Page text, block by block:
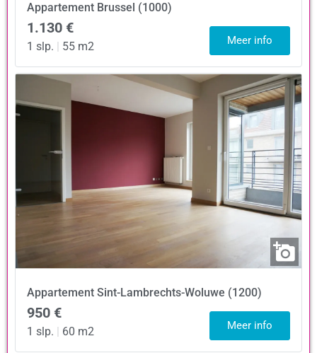
Appartement Brussel (1000)
1.130 €
1 slp. 55 m2 Meer info
Appartement Sint-Lambrechts-Woluwe (1200)
950 €
1 slp. 60 m2 Meer info